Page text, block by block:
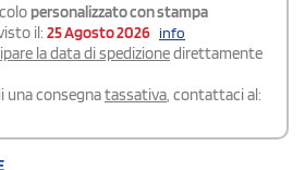
personalizzato con stampa
il: 25 Agosto 2026 info
la data di spedizionedirettamente
una consegnatassativa, contattaci al: